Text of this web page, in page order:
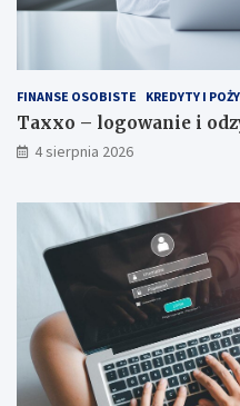
FINANSE OSOBISTE KREDYTY I
Taxxo – logowanie i
4 sierpnia 2026